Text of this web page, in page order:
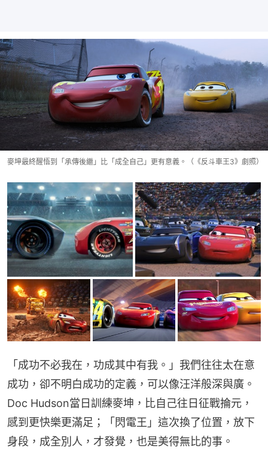
麥坤最終醒悟到「承傳後繼」比「成全自己」更有意義。（《反斗車王3》劇照）
「成功不必我在，功成其中有我。」我們往往太在意
成功，卻不明白成功的定義，可以像汪洋般深與廣。
Doc Hudson當日訓練麥坤，比自己往日征戰掄元，
感到更快樂更滿足；「閃電王」這次換了位置，放下
身段，成全別人，才發覺，也是美得無比的事。